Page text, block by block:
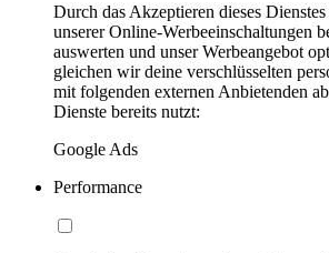
Durch das Akzeptieren dieses
unserer Online-Werbeeinschaltungen
auswerten und unser Werbeangebot
gleichen wir deine verschlüsselten
mit folgenden externen Anbietenden
Dienste bereits nutzt:
Google Ads
Performance